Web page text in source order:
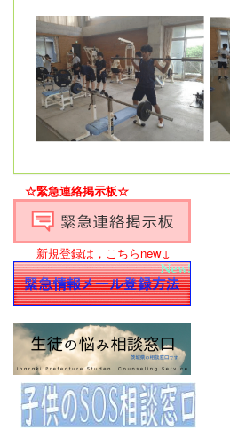
☆緊急連絡掲示板☆
新規登録は，こちらnew↓